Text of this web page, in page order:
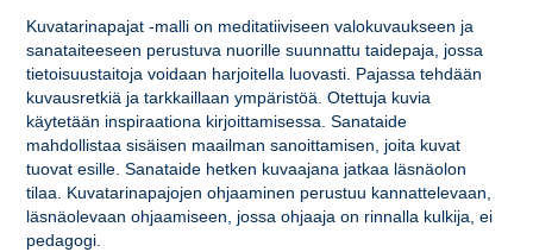
Kuvatarinapajat -malli on meditatiiviseen valokuvaukseen ja
sanataiteeseen perustuva nuorille suunnattu taidepaja, jossa
tietoisuustaitoja voidaan harjoitella luovasti. Pajassa tehdään
kuvausretkiä ja tarkkaillaan ympäristöä. Otettuja kuvia
käytetään inspiraationa kirjoittamisessa. Sanataide
mahdollistaa sisäisen maailman sanoittamisen, joita kuvat
tuovat esille. Sanataide hetken kuvaajana jatkaa läsnäolon
tilaa. Kuvatarinapajojen ohjaaminen perustuu kannattelevaan,
läsnäolevaan ohjaamiseen, jossa ohjaaja on rinnalla kulkija, ei
pedagogi.